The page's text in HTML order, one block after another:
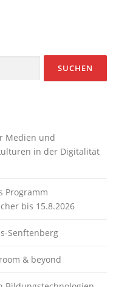
Medien und
in der Digitalität
Programm
bis 15.8.2026
Senftenberg
& beyond